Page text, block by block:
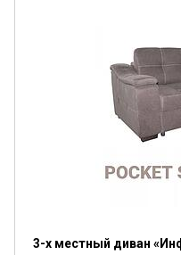
3-х местный диван